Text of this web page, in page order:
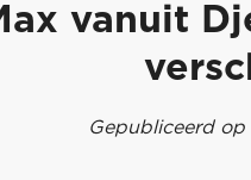
vanuit
Gepubliceerd